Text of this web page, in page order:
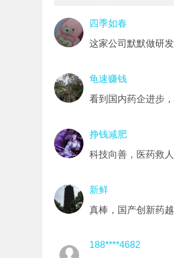
四季如春
这家公司默默做研
龟速赚钱
看到国内药企进步
挣钱减肥
科技向善，医药救人
新鲜
真棒，国产创新药越
188****4682